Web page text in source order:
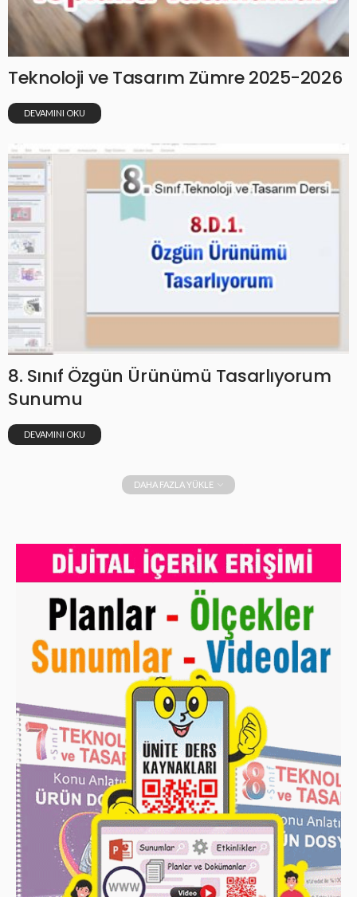
Teknoloji ve Tasarım Zümre 2025-2026
DEVAMINI OKU
8. Sınıf Özgün Ürünümü Tasarlıyorum
Sunumu
DEVAMINI OKU
DAHA FAZLA YÜKLE